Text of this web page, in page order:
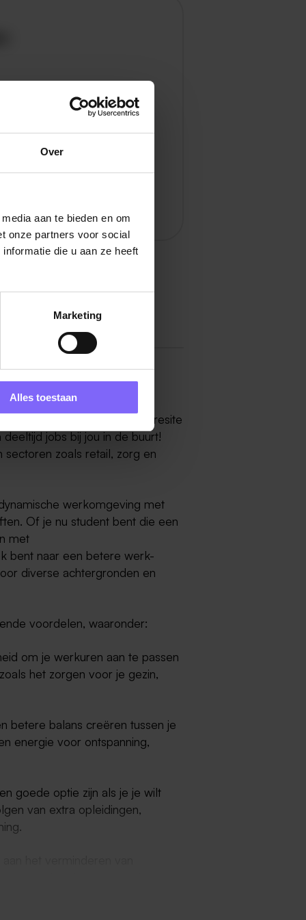
Over
aan te bieden en om
onze partners voor social
die u aan ze heeft
Marketing
Alles toestaan
of omstreken? Bij de vacaturesite
jobs bij jou in de buurt!
zoals retail, zorg en
werkomgeving met
Of je nu student bent die een
met
bent naar een betere werk-
diverse achtergronden en
voordelen, waaronder:
om je werkuren aan te passen
het zorgen voor je gezin,
betere balans creëren tussen je
energie voor ontspanning,
goede optie zijn als je je wilt
van extra opleidingen,